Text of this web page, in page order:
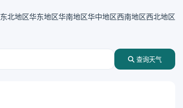
东北地区华东地区华南地区华中地区西南地区西北地区
查询天气